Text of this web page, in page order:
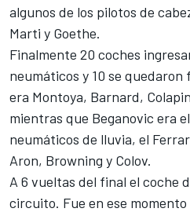
algunos de los pilotos de
Marti y Goethe.
Finalmente 20 coches
neumáticos y 10 se
era Montoya, Barnard,
mientras que Beganovic era
neumáticos de lluvia, el
Aron, Browning y Colov.
A 6 vueltas del final el coche
circuito. Fue en ese